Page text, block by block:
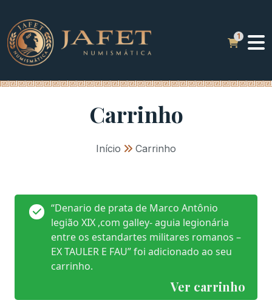
Carrinho
Início » Carrinho
Ver carrinho
“Denario de prata de Marco Antônio
legião XIX ,com galley- aguia legionária
entre os estandartes militares romanos –
EX TAULER E FAU” foi adicionado ao seu
carrinho.